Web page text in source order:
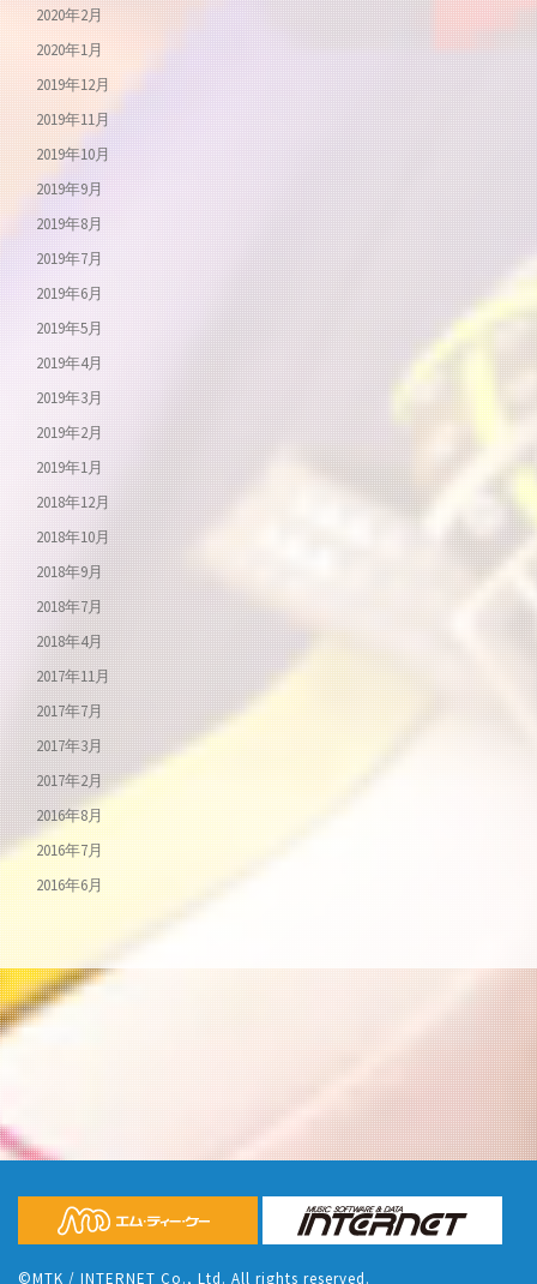
2020年2月
2020年1月
2019年12月
2019年11月
2019年10月
2019年9月
2019年8月
2019年7月
2019年6月
2019年5月
2019年4月
2019年3月
2019年2月
2019年1月
2018年12月
2018年10月
2018年9月
2018年7月
2018年4月
2017年11月
2017年7月
2017年3月
2017年2月
2016年8月
2016年7月
2016年6月
©MTK / INTERNET Co., Ltd. All rights reserved.